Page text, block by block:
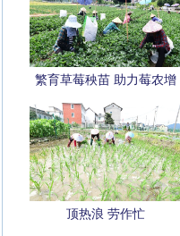
繁育草莓秧苗 助力莓农增
收
顶热浪 劳作忙